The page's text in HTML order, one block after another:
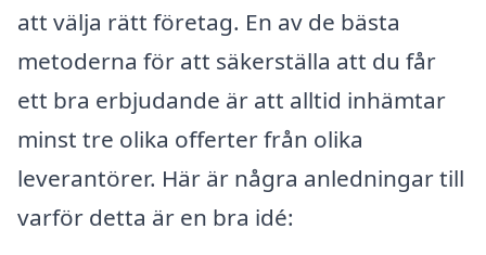
att välja rätt företag. En av de bästa
metoderna för att säkerställa att du får
ett bra erbjudande är att alltid inhämtar
minst tre olika offerter från olika
leverantörer. Här är några anledningar till
varför detta är en bra idé: